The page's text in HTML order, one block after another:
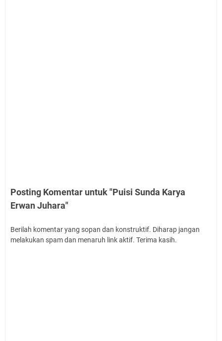
Posting Komentar untuk "Puisi Sunda Karya
Erwan Juhara"
Berilah komentar yang sopan dan konstruktif. Diharap jangan
melakukan spam dan menaruh link aktif. Terima kasih.